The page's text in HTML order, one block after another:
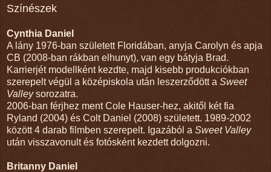
Színészek
Cynthia Daniel
A lány 1976-ban született Floridában, anyja Carolyn és apja
CB (2008-ban rákban elhunyt), van egy bátyja Brad.
Karrierjét modellként kezdte, majd kisebb produkciókban
szerepelt végül a középiskola után leszerződött a Sweet
Valleysorozatra.
2006-ban férjhez ment Cole Hauser-hez, akitől két fia
Ryland (2004) és Colt Daniel (2008) született. 1989-2002
között 4 darab filmben szerepelt. Igazából a Sweet Valley
után visszavonult és fotósként kezdett dolgozni.
Britanny Daniel